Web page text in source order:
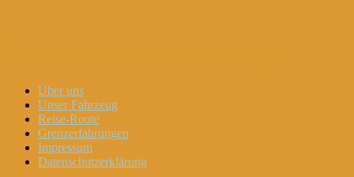
Menu
Widgets
Search
Skip
content
Über uns
Unser Fahrzeug
Reise-Route
Grenzerfahrungen
Impressum
Datenschutzerklärung